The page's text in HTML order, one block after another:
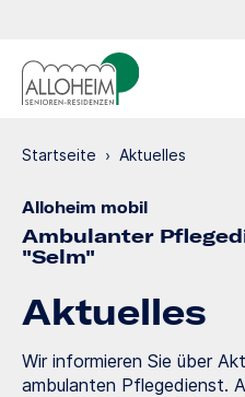
Startseite › Aktuelles
Alloheim mobil
Ambulanter
"Selm"
Aktuelles
Wir informieren Sie über
ambulanten Pflegedienst.